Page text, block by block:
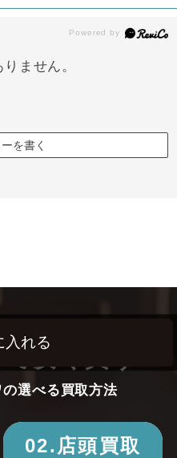
入れる
ません。
を書く
て安く買う！
選べる買取方法
02.店頭買取